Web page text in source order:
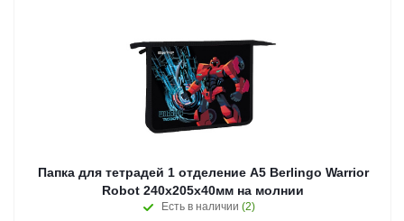
Папка для тетрадей 1 отделение А5 Berlingo Warrior
Robot 240х205х40мм на молнии
Есть в наличии (2)